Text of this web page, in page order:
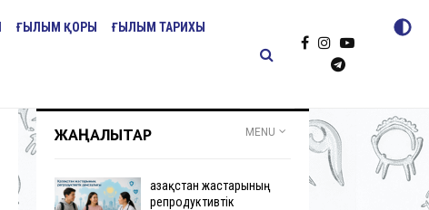
ҒЫЛЫМ ҚОРЫ ҒЫЛЫМ ТАРИХЫ
ЖАҢАЛЫҚТАР MENU
Қазақстан жастарының
репродуктивтік